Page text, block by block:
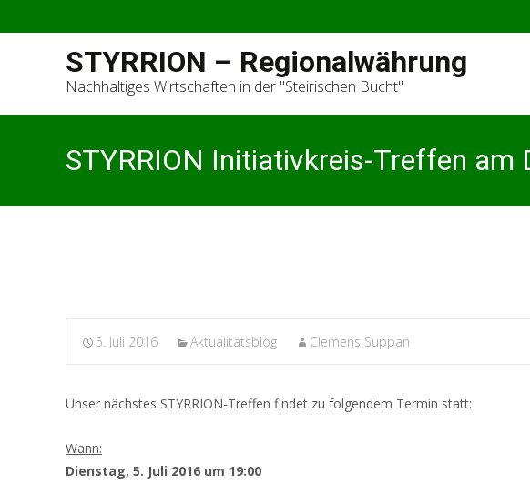
STYRRION – Regionalwährung
Nachhaltiges Wirtschaften in der "Steirischen Bucht"
STYRRION Initiativkreis-Treffen
5. Juli 2016 Aktualitätsblog Clemens Suppan
Unser nächstes STYRRION-Treffen findet zu folgendem Termin statt:
Wann:
Dienstag, 5. Juli 2016 um 19:00